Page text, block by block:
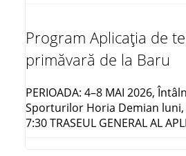
Program Aplicația de
primăvară de la Baru
PERIOADA: 4–8 MAI 2026,
Sporturilor Horia Demian luni,
7:30 TRASEUL GENERAL AL